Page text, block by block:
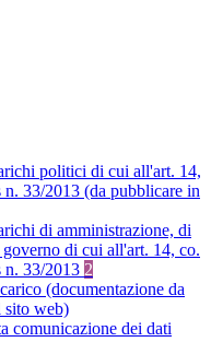
politici di cui all'art. 14,
n. 33/2013 (da pubblicare in
di amministrazione, di
di cui all'art. 14, co.
n. 33/2013 2
(documentazione da
sito web)
comunicazione dei dati